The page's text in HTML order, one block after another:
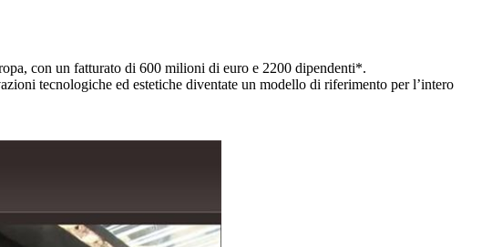
con un fatturato di 600 milioni di euro e 2200 dipendenti*.
tecnologiche ed estetiche diventate un modello di riferimento per l’intero